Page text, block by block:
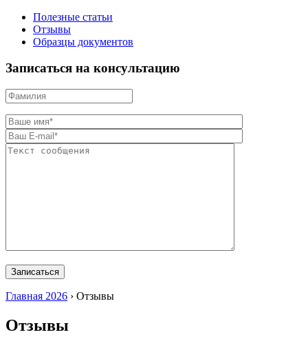
Полезные статьи
Отзывы
Образцы документов
Записаться на консультацию
Главная 2026 › Отзывы
Отзывы